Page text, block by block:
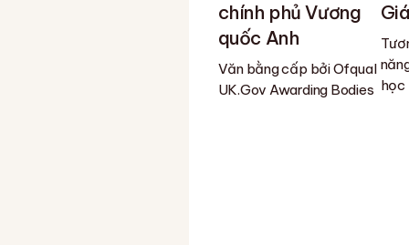
chính phủ Vương
quốc Anh
Văn bằng cấp bởi Ofqual
UK.Gov Awarding Bodies học